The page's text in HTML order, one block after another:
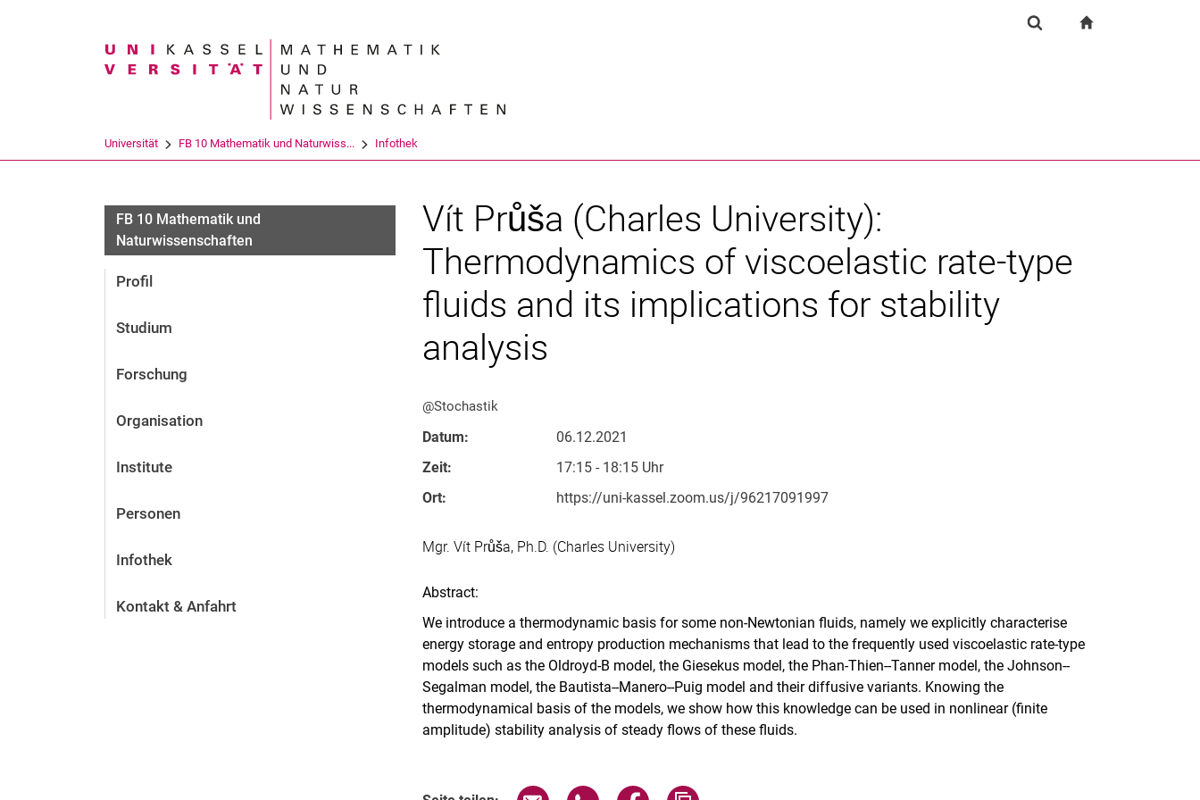
Suchbegriff
Universität FB 10 Mathematik und Naturwiss... Infothek
FB 10 Mathematik und
Naturwissenschaften
Profil
Studium
Forschung
Organisation
Institute
Personen
Infothek
Kontakt & Anfahrt
Vít Průša (Charles University):
Thermodynamics of viscoelastic rate-type
fluids and its implications for stability
analysis
@Stochastik
Datum:
06.12.2021
Zeit:
17:15 - 18:15 Uhr
Ort:
https://uni-kassel.zoom.us/j/96217091997
Mgr. Vít Průša, Ph.D. (Charles University)
Abstract:
We introduce a thermodynamic basis for some non-Newtonian fluids, namely we explicitly characterise
energy storage and entropy production mechanisms that lead to the frequently used viscoelastic rate-type
models such as the Oldroyd-B model, the Giesekus model, the Phan-Thien--Tanner model, the Johnson--
Segalman model, the Bautista--Manero--Puig model and their diffusive variants. Knowing the
thermodynamical basis of the models, we show how this knowledge can be used in nonlinear (finite
amplitude) stability analysis of steady flows of these fluids.
Seite über E-Mail teilen
Seite über WhatsApp teilen (externer Link, öffnet neues Fenster)
Seite über Facebook teilen (externer Link, öffnet neues Fenster)